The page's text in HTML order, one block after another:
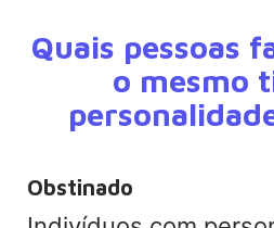
Quais pessoas
o mesmo
Obstinado